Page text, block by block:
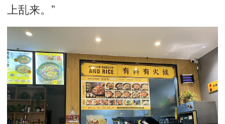
上乱来。”